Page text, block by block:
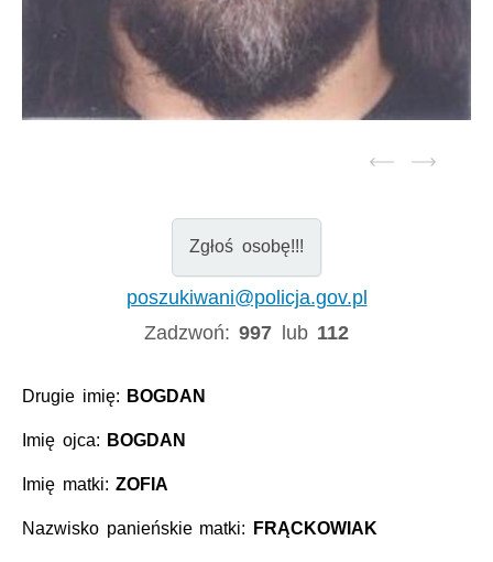
Zgłoś osobę!!!
poszukiwani@policja.gov.pl
Zadzwoń:997 lub 112
Drugie imię: BOGDAN
Imię ojca: BOGDAN
Imię matki:ZOFIA
Nazwisko panieńskie matki: FRĄCKOWIAK